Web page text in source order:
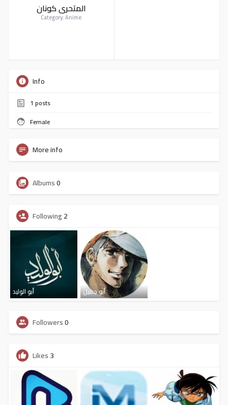
المتحري كونان
Category: Anime
Info
1 posts
Female
More info
Albums0
Following2
أبو الوليد أبو جميل
Followers0
Likes3